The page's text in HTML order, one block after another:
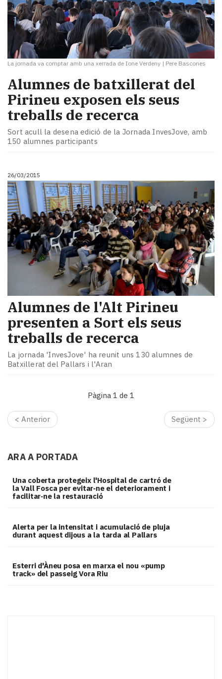
La jornada va comptar amb una xerrada de Ione Verdeny | Pere Bascones
Alumnes de batxillerat del
Pirineu exposen els seus
treballs de recerca
Sort acull la desena edició de la Jornada InvesJove, amb
150 alumnes participants
26/03/2015
Alumnes de l'Alt Pirineu
presenten a Sort els seus
treballs de recerca
La jornada 'InvesJove' ha reunit uns 130 alumnes de
Batxillerat del Pallars i l'Aran
Pàgina 1 de 1
< Anterior Següent >
ARA A PORTADA
Una coberta protegeix l'Hospital de cartró de
la Vall Fosca per evitar‑ne el deteriorament i
facilitar‑ne la restauració
Alerta per la intensitat i acumulació de pluja
durant aquest dijous a la tarda al Pallars
Esterri d'Àneu posa en marxa el nou «pump
track» del passeig Vora Riu